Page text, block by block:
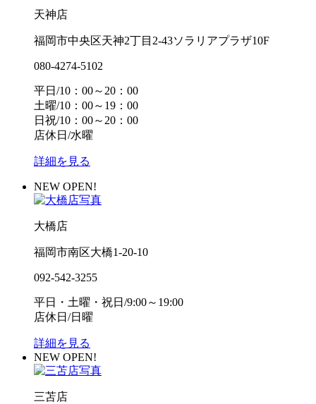
天神店
福岡市中央区天神2丁目2-43ソラリアプラザ10F
080-4274-5102
平日/10：00～20：00
土曜/10：00～19：00
日祝/10：00～20：00
店休日/水曜
詳細を見る
NEW OPEN!
大橋店
福岡市南区大橋1-20-10
092-542-3255
平日・土曜・祝日/9:00～19:00
店休日/日曜
詳細を見る
NEW OPEN!
三苫店